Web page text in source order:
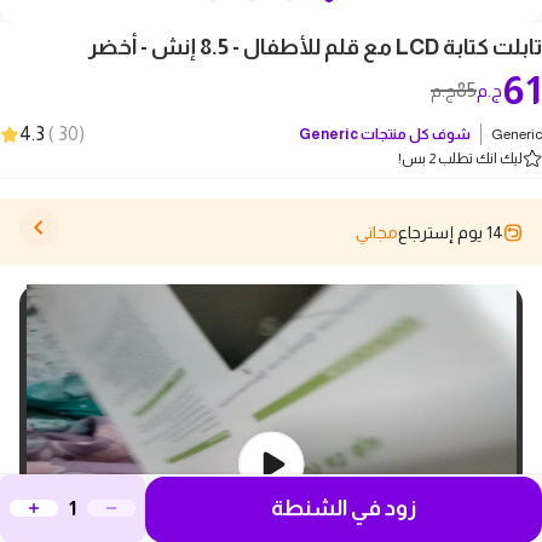
تابلت كتابة LCD مع قلم للأطفال - 8.5 إنش - أخضر
85ج.م 61ج.م
Generic شوف كل منتجاتGeneric
(
30
)
4.3
ليك انك تطلب 2 بس!
14 يوم إسترجاع مجاني
زود في الشنطة